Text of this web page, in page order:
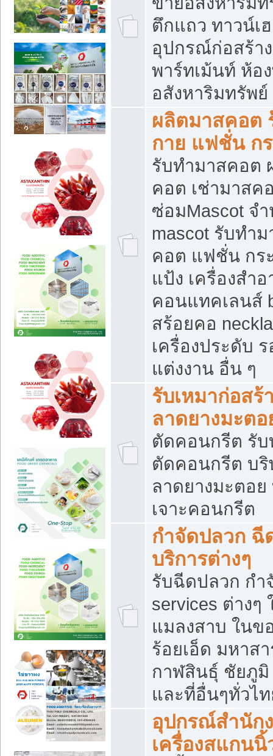
ตึกแถว ทาวน์เ
อุปกรณ์ก่อสร้า
พาร์ทเม้นท์ ห้อ
อสังหาริมทรัพ
ผลิตมาสคอต
กาย แฟชั่น กร
รับทำมาสคอต
คอต เช่ามาสค
ซ่อมMascot จ
mascot รับทำ
คอต แฟชั่น กระ
แป้ง เครื่องสำ
คอนแทคเลนส์
สร้อยคอ
เครื่องประดับ ร
แต่งงาน อื่น ๆ
รับเหมาก่อส
ลาดยางมะต
ตัดคอนกรีต รับ
ตัดคอนกรีต บริ
ลาดยางมะตอ
เจาะคอนกรีต
กำจัดปลวก ฉี
บริการต่างๆ
รับฉีดปลวก กำ
services ต่าง
แมลงสาบ ใน
ร้อยเอ็ด มหาส
กาฬสินธุ์ ชัยภู
และที่อื่นๆทั่วไ
อุปกรณ์สำนัก
เครื่องสแกนนิ้